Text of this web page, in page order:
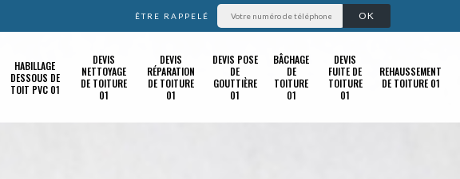
ÊTRE RAPPELÉ
HABILLAGE
DESSOUS DE
TOIT PVC 01
DEVIS
NETTOYAGE
DE TOITURE
01
DEVIS
RÉPARATION
DE TOITURE
01
DEVIS POSE
DE
GOUTTIÈRE
01
BÂCHAGE
DE
TOITURE
01
DEVIS
FUITE DE
TOITURE
01
REHAUSSEMENT
DE TOITURE 01